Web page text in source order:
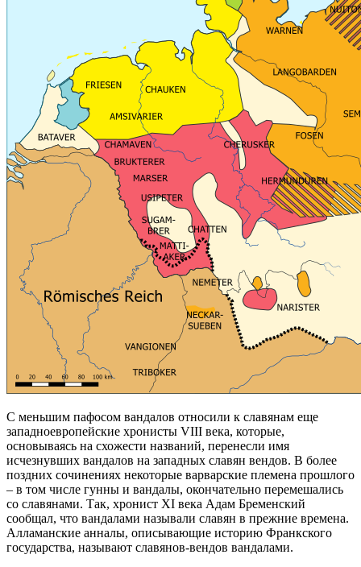
С меньшим пафосом вандалов относили к славянам еще
западноевропейские хронисты VIII века, которые,
основываясь на схожести названий, перенесли имя
исчезнувших вандалов на западных славян вендов. В более
поздних сочинениях некоторые варварские племена прошлого
– в том числе гунны и вандалы, окончательно перемешались
со славянами. Так, хронист XI века Адам Бременский
сообщал, что вандалами называли славян в прежние времена.
Алламанские анналы, описывающие историю Франкского
государства, называют славянов-вендов вандалами.